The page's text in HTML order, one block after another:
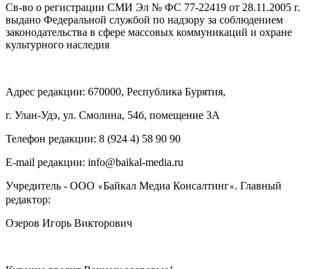
Св-во о регистрации СМИ Эл № ФС 77-22419 от 28.11.2005 г.
выдано Федеральной службой по надзору за соблюдением
законодательства в сфере массовых коммуникаций и охране
культурного наследия
Адрес редакции: 670000, Республика Бурятия,
г. Улан-Удэ, ул. Смолина, 54б, помещение 3А
Телефон редакции: ‎‎8 (924 4) 58 90 90
E-mail редакции: info@baikal-media.ru
Учредитель - ООО «Байкал Медиа Консалтинг». Главный
редактор:
Озеров Игорь Викторович